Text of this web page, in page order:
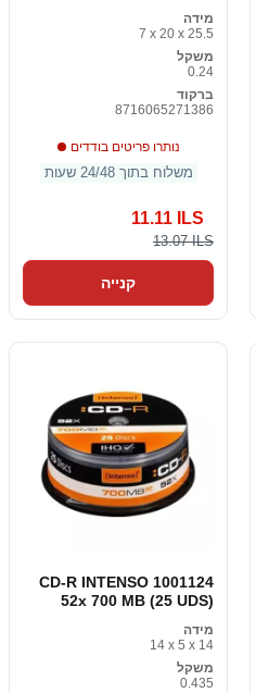
מידה
7 x 20 x 25.5
משקל
0.24
ברקוד
8716065271386
נותרו פריטים בודדים
משלוח בתוך 24/48 שעות
11.11 ILS
13.07 ILS
קנייה
CD-R INTENSO 1001124
52x 700 MB (25 UDS)
מידה
14 x 5 x 14
משקל
0.435